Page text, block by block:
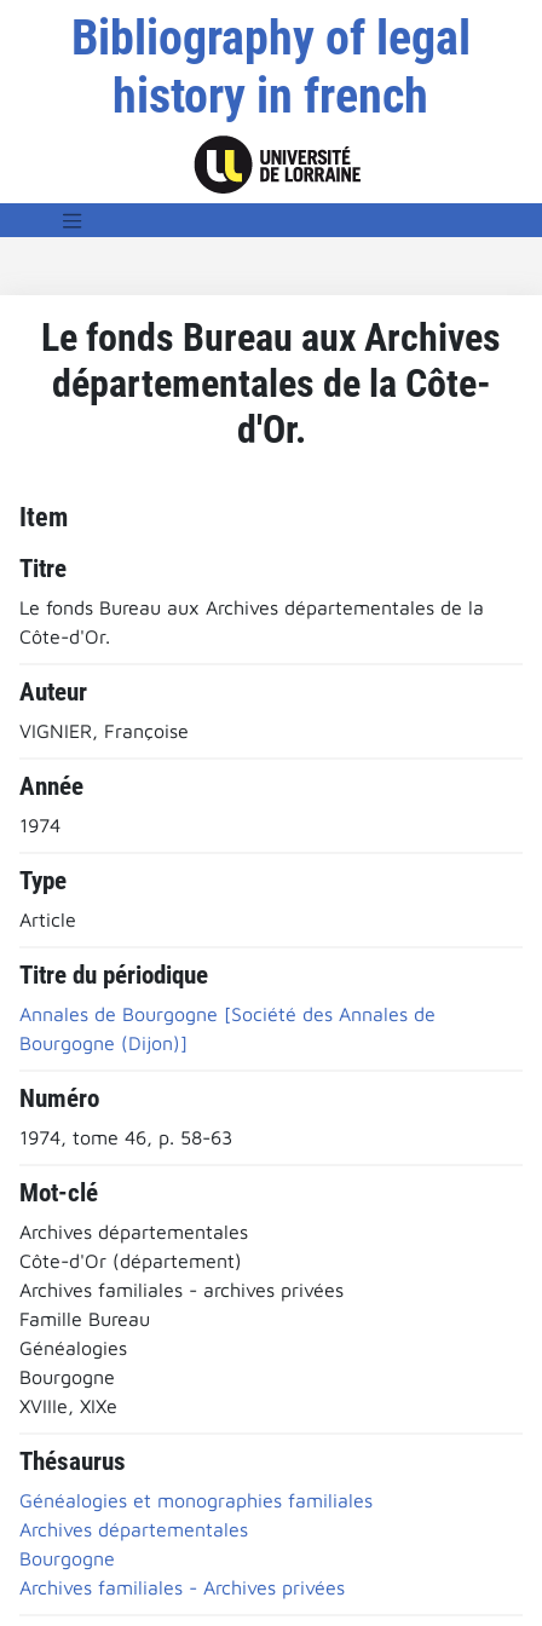
Bibliography of legal
history in french
Le fonds Bureau aux Archives
départementales de la Côte-
d'Or.
Item
Titre
Le fonds Bureau aux Archives départementales de la
Côte-d'Or.
Auteur
VIGNIER, Françoise
Année
1974
Type
Article
Titre du périodique
Annales de Bourgogne [Société des Annales de
Bourgogne (Dijon)]
Numéro
1974, tome 46, p. 58-63
Mot-clé
Archives départementales
Côte-d'Or (département)
Archives familiales - archives privées
Famille Bureau
Généalogies
Bourgogne
XVIIIe, XIXe
Thésaurus
Généalogies et monographies familiales
Archives départementales
Bourgogne
Archives familiales - Archives privées